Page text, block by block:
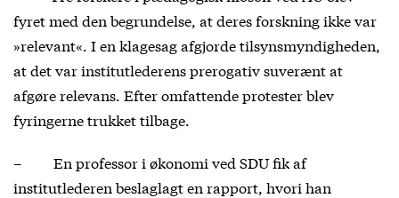
fyret med den begrundelse, at deres forskning ikke var
»relevant«. I en klagesag afgjorde tilsynsmyndigheden,
at det var institutlederens prerogativ suverænt at
afgøre relevans. Efter omfattende protester blev
fyringerne trukket tilbage.
– En professor i økonomi ved SDU fik af
institutlederen beslaglagt en rapport, hvori han